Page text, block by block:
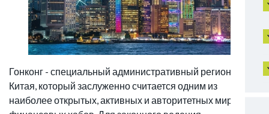
Гонконг - специальный административный регион
Китая, который заслуженно считается одним из
наиболее открытых, активных и авторитетных мировых